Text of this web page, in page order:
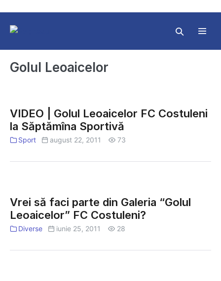
content
Search
Golul Leoaicelor
|
Golul
Leoaicelor
Costuleni
Sportivă
VIDEO | Golul Leoaicelor FC Costuleni
la Săptămîna Sportivă
Sport august 22, 2011 73
să
faci
parte
Galeria
Vrei să faci parte din Galeria “Golul
Leoaicelor” FC Costuleni?
Diverse iunie 25, 2011 28